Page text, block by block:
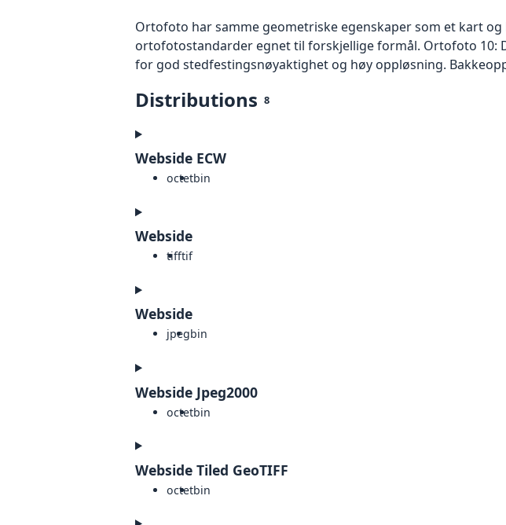
Ortofoto har samme geometriske egenskaper som et kart
ortofotostandarder egnet til forskjellige formål. Ortofoto
for god stedfestingsnøyaktighet og høy oppløsning.
Distributions 8
Webside ECW
octetbin
Webside
tifftif
Webside
jpegbin
Webside Jpeg2000
octetbin
Webside Tiled GeoTIFF
octetbin